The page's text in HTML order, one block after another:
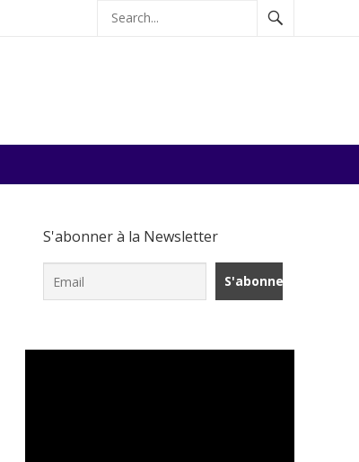
S'abonner à la Newsletter